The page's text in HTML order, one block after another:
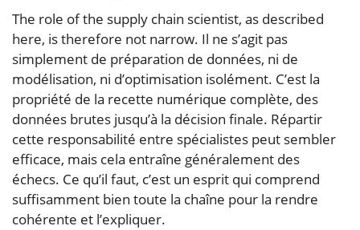
The role of the supply chain scientist, as described
here, is therefore not narrow. Il ne s’agit pas
simplement de préparation de données, ni de
modélisation, ni d’optimisation isolément. C’est la
propriété de la recette numérique complète, des
données brutes jusqu’à la décision finale. Répartir
cette responsabilité entre spécialistes peut sembler
efficace, mais cela entraîne généralement des
échecs. Ce qu’il faut, c’est un esprit qui comprend
suffisamment bien toute la chaîne pour la rendre
cohérente et l’expliquer.